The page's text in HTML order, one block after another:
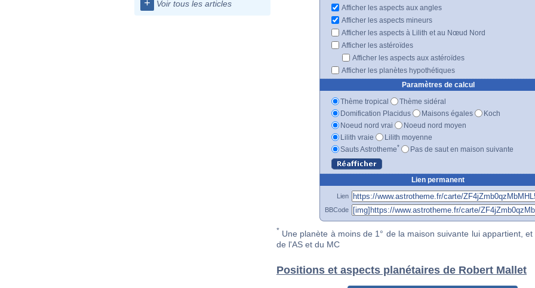
+ Voir tous les articles
Afficher les aspects aux angles
Afficher les aspects mineurs
Afficher les aspects à Lilith et au Nœud Nord
Afficher les astéroïdes
Afficher les aspects aux astéroïdes
Afficher les planètes hypothétiques
Paramètres de calcul
Thème tropical
Thème sidéral
Domification Placidus
Maisons égales
Koch
Noeud nord vrai
Noeud nord moyen
Lilith vraie
Lilith moyenne
Sauts Astrotheme* Pas de saut en maison suivante
Lien permanent
Lien
BBCode
* Une planète à moins de 1° de la maison suivante lui appartient, et
de l'AS et du MC
Positions et aspects planétaires de Robert Mallet